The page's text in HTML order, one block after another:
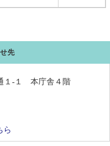
先
１-１ 本庁舎４階
ら